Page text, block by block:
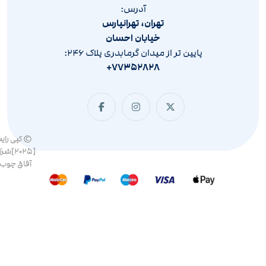
آدرس:
تهران، تهرانپارس
خیابان احسان
پایین تر از میدان گرمابدری پلاک ۲۴۶:
۷۷۳۵۲۸۲۸+
© کپی
آفاق